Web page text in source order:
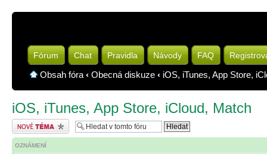
Fórum Chat Pravidla Návody FAQ
Obsah fóra ‹ Obecná diskuze ‹ iOS, iTunes, App Store,
iOS, iTunes, App Store, iCloud, Match
Odeslat nové téma
OZNÁMENÍ